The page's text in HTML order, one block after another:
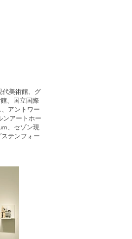
代美術館、グ
、国立国際
アントワー
ンアートホー
、セゾン現
テンフォー